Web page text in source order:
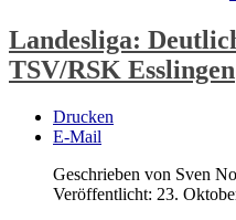
Landesliga:
TSV/RSK Esslingen
Drucken
E-Mail
Geschrieben von Sven
Veröffentlicht: 23.